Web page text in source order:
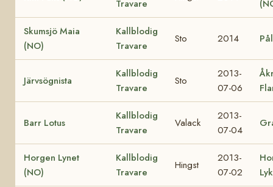
Travare
Skumsjö Maia
(NO)
Kallblodig
Travare
Sto 2014
Järvsögnista
Kallblodig
Travare
Sto
2013-
07-06
Barr Lotus
Kallblodig
Travare
Valack
2013-
07-04
Horgen Lynet
(NO)
Kallblodig
Travare
Hingst
2013-
07-02